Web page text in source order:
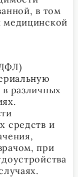
в том
медицинской
различных
средств и
при